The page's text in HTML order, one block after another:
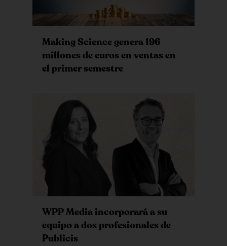
Making Science genera 196
millones de euros en ventas en
el primer semestre
WPP Media incorporará a su
equipo a dos profesionales de
Publicis